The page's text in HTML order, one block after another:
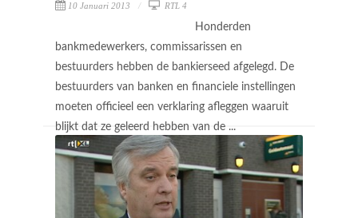
10 Januari 2013 RTL 4
Honderden
bankmedewerkers, commissarissen en
bestuurders hebben de bankierseed afgelegd. De
bestuurders van banken en financiele instellingen
moeten officieel een verklaring afleggen waaruit
blijkt dat ze geleerd hebben van de ...